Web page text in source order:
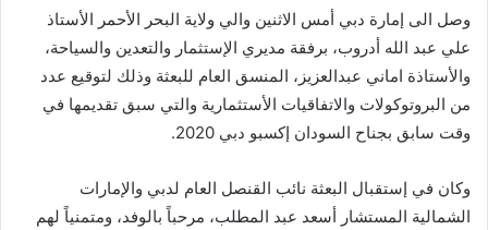
وصل الى إمارة دبي أمس الاثنين والي ولاية البحر الأحمر الأستاذ
علي عبد الله أدروب، برفقة مديري الإستثمار والتعدين والسياحة،
والأستاذة اماني عبدالعزيز، المنسق العام للبعثة وذلك لتوقيع عدد
من البروتوكولات والاتفاقيات الأستثمارية والتي سبق تقديمها في
وقت سابق بجناح السودان إكسبو دبي 2020.
وكان في إستقبال البعثة نائب القنصل العام لدبي والإمارات
الشمالية المستشار أسعد عبد المطلب، مرحباً بالوفد، ومتمنياً لهم